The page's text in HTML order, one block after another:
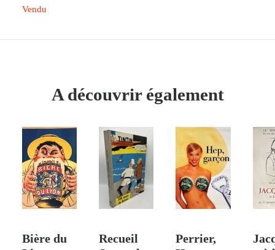
Vendu
A découvrir également
Bière du
Recueil
Perrier,